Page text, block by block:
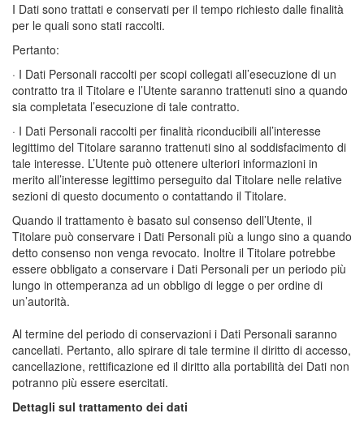
I Dati sono trattati e conservati per il tempo richiesto dalle finalità
per le quali sono stati raccolti.
Pertanto:
· I Dati Personali raccolti per scopi collegati all’esecuzione di un
contratto tra il Titolare e l’Utente saranno trattenuti sino a quando
sia completata l’esecuzione di tale contratto.
· I Dati Personali raccolti per finalità riconducibili all’interesse
legittimo del Titolare saranno trattenuti sino al soddisfacimento di
tale interesse. L’Utente può ottenere ulteriori informazioni in
merito all’interesse legittimo perseguito dal Titolare nelle relative
sezioni di questo documento o contattando il Titolare.
Quando il trattamento è basato sul consenso dell’Utente, il
Titolare può conservare i Dati Personali più a lungo sino a quando
detto consenso non venga revocato. Inoltre il Titolare potrebbe
essere obbligato a conservare i Dati Personali per un periodo più
lungo in ottemperanza ad un obbligo di legge o per ordine di
un’autorità.
Al termine del periodo di conservazioni i Dati Personali saranno
cancellati. Pertanto, allo spirare di tale termine il diritto di accesso,
cancellazione, rettificazione ed il diritto alla portabilità dei Dati non
potranno più essere esercitati.
Dettagli sul trattamento dei dati